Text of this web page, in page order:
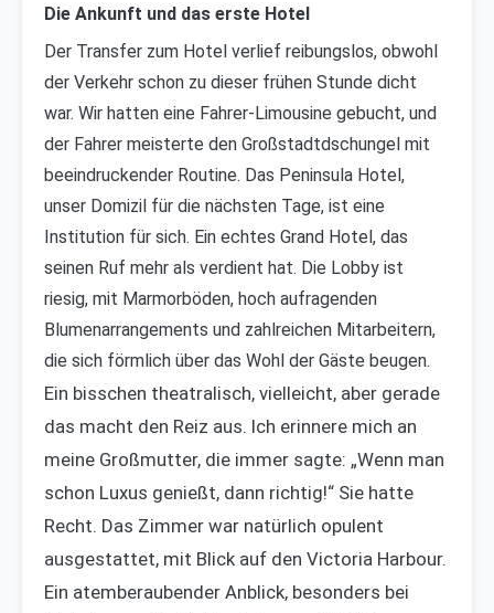
Die Ankunft und das erste Hotel
Der Transfer zum Hotel verlief reibungslos, obwohl
der Verkehr schon zu dieser frühen Stunde dicht
war. Wir hatten eine Fahrer-Limousine gebucht, und
der Fahrer meisterte den Großstadtdschungel mit
beeindruckender Routine. Das Peninsula Hotel,
unser Domizil für die nächsten Tage, ist eine
Institution für sich. Ein echtes Grand Hotel, das
seinen Ruf mehr als verdient hat. Die Lobby ist
riesig, mit Marmorböden, hoch aufragenden
Blumenarrangements und zahlreichen Mitarbeitern,
die sich förmlich über das Wohl der Gäste beugen.
Ein bisschen theatralisch, vielleicht, aber gerade
das macht den Reiz aus. Ich erinnere mich an
meine Großmutter, die immer sagte: „Wenn man
schon Luxus genießt, dann richtig!“ Sie hatte
Recht. Das Zimmer war natürlich opulent
ausgestattet, mit Blick auf den Victoria Harbour.
Ein atemberaubender Anblick, besonders bei